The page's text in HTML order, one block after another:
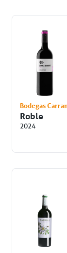
Bodegas
Roble
2024